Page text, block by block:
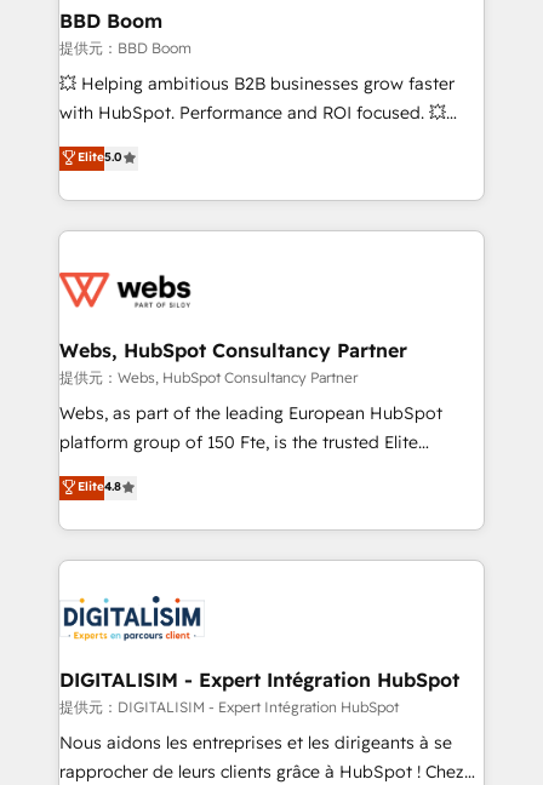
Custom APIs and third-party integrations 📈 End-to-
End Revenue Acceleration • Lifecycle marketing and
pipeline growth programs • Sales enablement tools
and CRM optimization • Retention strategies with
Execution • 750+ onboardings and 2,000+
implementations • Deep expertise across marketing,
BBD Boom
提供元：BBD Boom
💥 Helping ambitious B2B businesses grow faster
with HubSpot. Performance and ROI focused. 💥
BBD Boom is the HubSpot partner that can help you
to HubSpot Better. We work with your teams to
solve all your HubSpot challenges and improve user
adoption, sales process and marketing results.
the first time 🔧 Designing and optimising your
and build using HubSpot 🔌 Integrating HubSpot
with other systems 🎓 Training your teams to be
HubSpot pros 📊 Lead generation services using
HubSpot Why us? - SIX HubSpot Accreditations -
CRM, Solutions Architecture, Onboarding , Data
Migration, Custom Integration & Platform
team of 25+ experts Contact us today to help you
get more from your investment in HubSpot.
Elite5.0
Webs, HubSpot Consultancy Partner
提供元：Webs, HubSpot Consultancy Partner
Webs, as part of the leading European HubSpot
platform group of 150 Fte, is the trusted Elite
HubSpot CRM Partner offering you a roadmap on
maximizing EBITDA and achieving Commercial
Excellence. With our targeted processes, we
strengthen your digital transformation and minimize
Implementation partner, we provide expertise to
drive your business forward. Since 2015 we are fully
dedicated to HubSpot and with an experienced
team (50+), we work with reputable companies in
B2B sectors such as manufacturing, SaaS and
business services. We prepare a customized
Elite4.8
DIGITALISIM - Expert Intégration HubSpot
提供元：DIGITALISIM - Expert Intégration HubSpot
Nous aidons les entreprises et les dirigeants à se
rapprocher de leurs clients grâce à HubSpot ! Chez